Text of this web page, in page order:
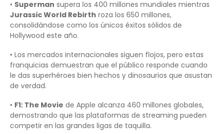
• Superman supera los 400 millones mundiales mientras
Jurassic World Rebirth roza los 650 millones,
consolidándose como los únicos éxitos sólidos de
Hollywood este año.
• Los mercados internacionales siguen flojos, pero estas
franquicias demuestran que el público responde cuando
le das superhéroes bien hechos y dinosaurios que asustan
de verdad.
• F1: The Movie de Apple alcanza 460 millones globales,
demostrando que las plataformas de streaming pueden
competir en las grandes ligas de taquilla.